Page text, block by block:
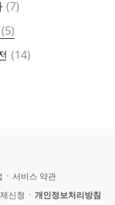
댓
(7)
댓
글
(5)
댓
(14)
서비스 약관
신청 개인정보처리방침